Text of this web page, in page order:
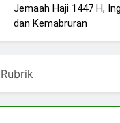
Jemaah Haji 1447 H,
dan Kemabruran
Rubrik